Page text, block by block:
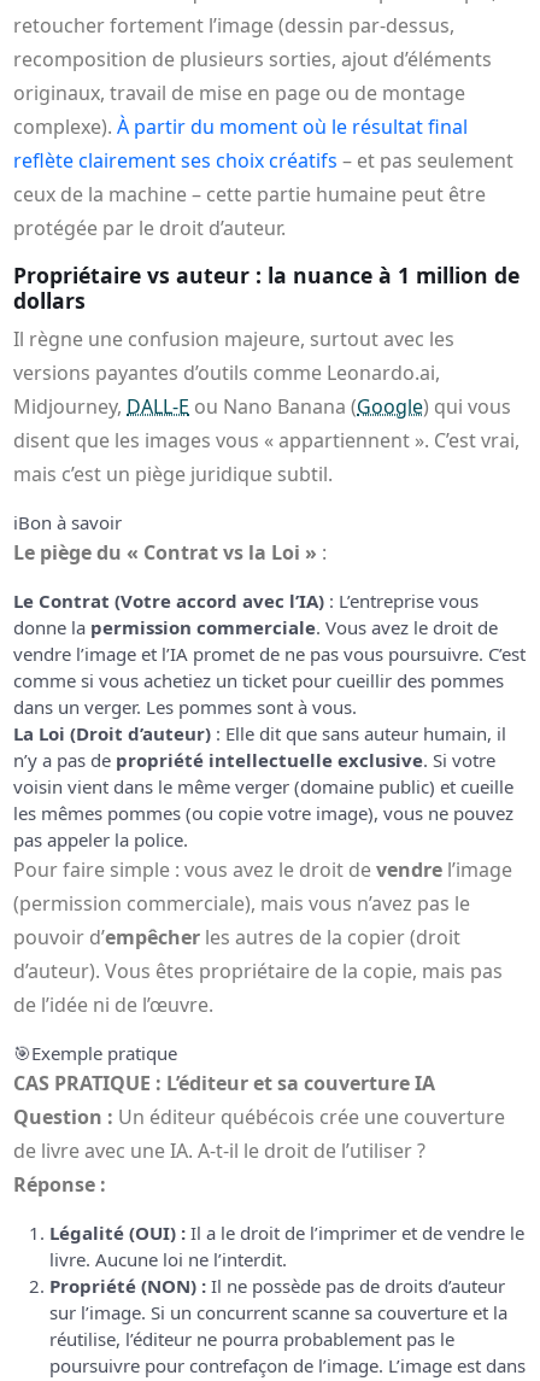
retoucher fortement l’image (dessin par‑dessus,
recomposition de plusieurs sorties, ajout d’éléments
originaux, travail de mise en page ou de montage
complexe).À partir du moment où le résultat final
reflète clairement ses choix créatifs – et pas seulement
ceux de la machine – cette partie humaine peut être
protégée par le droit d’auteur.
Propriétaire vs auteur : la nuance à 1 million de
dollars
Il règne une confusion majeure, surtout avec les
versions payantes d’outils comme Leonardo.ai,
Midjourney,DALL-E ou Nano Banana (Google) qui vous
disent que les images vous « appartiennent ». C’est vrai,
mais c’est un piège juridique subtil.
ℹ️Bon à savoir
Le piège du « Contrat vs la Loi » :
Le Contrat (Votre accord avec l’IA) : L’entreprise vous
donne la permission commerciale. Vous avez le droit de
vendre l’image et l’IA promet de ne pas vous poursuivre. C’est
comme si vous achetiez un ticket pour cueillir des pommes
dans un verger. Les pommes sont à vous.
La Loi (Droit d’auteur) : Elle dit que sans auteur humain, il
n’y a pas de propriété intellectuelle exclusive. Si votre
voisin vient dans le même verger (domaine public) et cueille
les mêmes pommes (ou copie votre image), vous ne pouvez
pas appeler la police.
Pour faire simple : vous avez le droit devendre l’image
(permission commerciale), mais vous n’avez pas le
pouvoir d’empêcher les autres de la copier (droit
d’auteur). Vous êtes propriétaire de la copie, mais pas
de l’idée ni de l’œuvre.
🎯Exemple pratique
CAS PRATIQUE : L’éditeur et sa couverture IA
Question : Un éditeur québécois crée une couverture
de livre avec une IA. A-t-il le droit de l’utiliser ?
Réponse :
Légalité (OUI) : Il a le droit de l’imprimer et de vendre le
livre. Aucune loi ne l’interdit.
Propriété (NON) : Il ne possède pas de droits d’auteur
sur l’image. Si un concurrent scanne sa couverture et la
réutilise, l’éditeur ne pourra probablement pas le
poursuivre pour contrefaçon de l’image. L’image est dans